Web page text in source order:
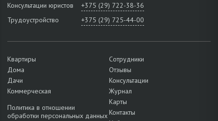
Консультации юристов
+375 (29) 722-38-36
Трудоустройство
+375 (29) 725-44-00
Квартиры
Дома
Дачи
Коммерческая
Политика в отношении
обработки персональных данных
Сотрудники
Отзывы
Консультации
Журнал
Карты
Контакты